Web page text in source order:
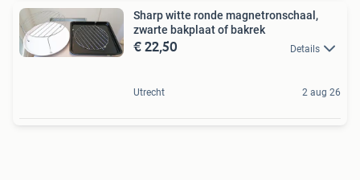
Sharp witte ronde magnetronschaal,
zwarte bakplaat of bakrek
€ 22,50 Details
Utrecht 2 aug 26